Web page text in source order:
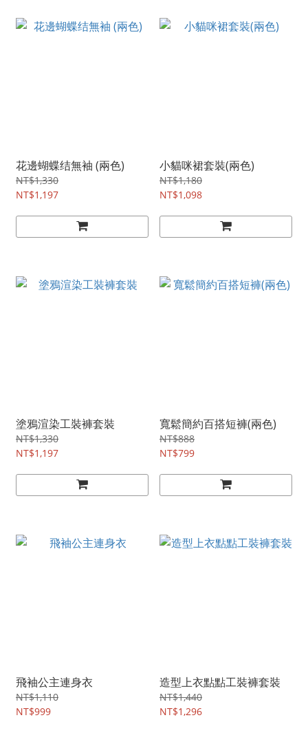
花邊蝴蝶结無袖 (兩色)
NT$1,330
NT$1,197
小貓咪裙套裝(兩色)
NT$1,180
NT$1,098
塗鴉渲染工裝褲套裝
NT$1,330
NT$1,197
寬鬆簡約百搭短褲(兩色)
NT$888
NT$799
飛袖公主連身衣
NT$1,110
NT$999
造型上衣點點工裝褲套裝
NT$1,440
NT$1,296